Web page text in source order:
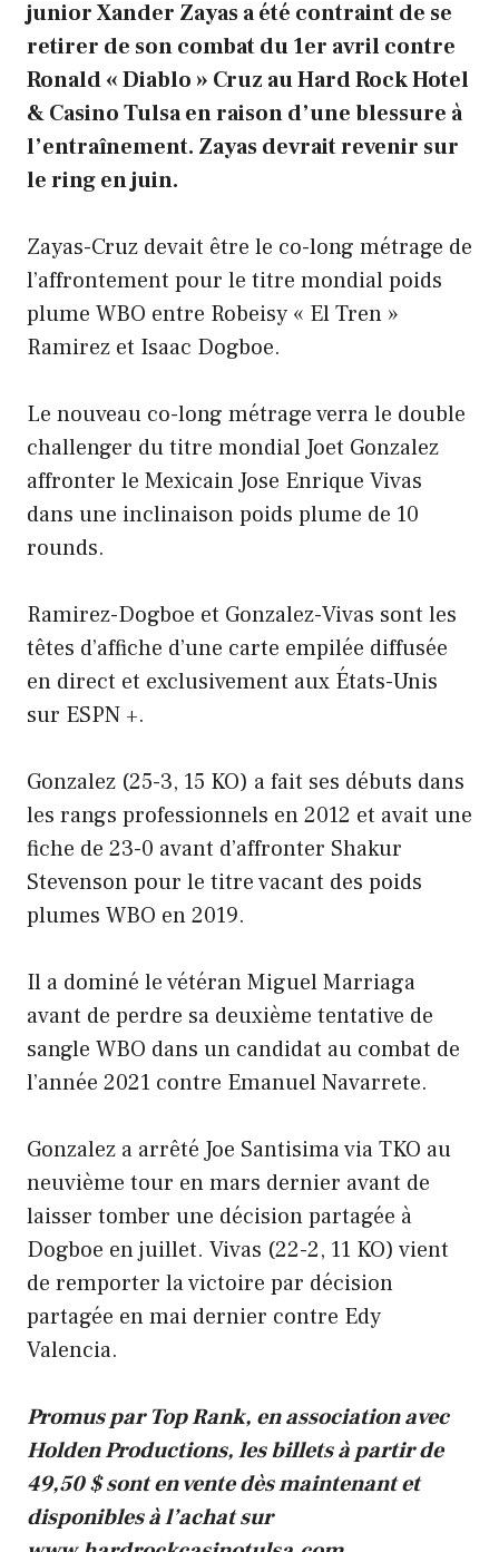
junior Xander Zayas a été contraint de se
retirer de son combat du 1er avril contre
Ronald « Diablo » Cruz au Hard Rock Hotel
& Casino Tulsa en raison d’une blessure à
l’entraînement. Zayas devrait revenir sur
le ring en juin.
Zayas-Cruz devait être le co-long métrage de
l’affrontement pour le titre mondial poids
plume WBO entre Robeisy « El Tren »
Ramirez et Isaac Dogboe.
Le nouveau co-long métrage verra le double
challenger du titre mondial Joet Gonzalez
affronter le Mexicain Jose Enrique Vivas
dans une inclinaison poids plume de 10
rounds.
Ramirez-Dogboe et Gonzalez-Vivas sont les
têtes d’affiche d’une carte empilée diffusée
en direct et exclusivement aux États-Unis
sur ESPN +.
Gonzalez (25-3, 15 KO) a fait ses débuts dans
les rangs professionnels en 2012 et avait une
fiche de 23-0 avant d’affronter Shakur
Stevenson pour le titre vacant des poids
plumes WBO en 2019.
Il a dominé le vétéran Miguel Marriaga
avant de perdre sa deuxième tentative de
sangle WBO dans un candidat au combat de
l’année 2021 contre Emanuel Navarrete.
Gonzalez a arrêté Joe Santisima via TKO au
neuvième tour en mars dernier avant de
laisser tomber une décision partagée à
Dogboe en juillet. Vivas (22-2, 11 KO) vient
de remporter la victoire par décision
partagée en mai dernier contre Edy
Valencia.
Promus par Top Rank, en association avec
Holden Productions, les billets à partir de
49,50 $ sont en vente dès maintenant et
disponibles à l’achat sur